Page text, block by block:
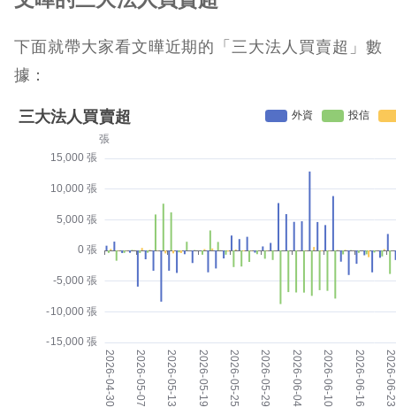
下面就帶大家看文曄近期的「三大法人買賣超」數
據：